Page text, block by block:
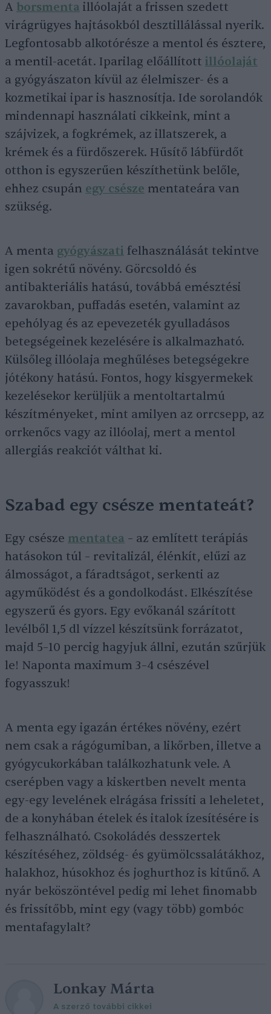
A borsmenta illóolaját a frissen szedett
virágrügyes hajtásokból desztillálással nyerik.
Legfontosabb alkotórésze a mentol és észtere,
a mentil-acetát. Iparilag előállított illóolaját
a gyógyászaton kívül az élelmiszer- és a
kozmetikai ipar is hasznosítja. Ide sorolandók
mindennapi használati cikkeink, mint a
szájvizek, a fogkrémek, az illatszerek, a
krémek és a fürdőszerek. Hűsítő lábfürdőt
otthon is egyszerűen készíthetünk belőle,
ehhez csupán egy csésze mentateára van
szükség.
A menta gyógyászati felhasználását tekintve
igen sokrétű növény. Görcsoldó és
antibakteriális hatású, továbbá emésztési
zavarokban, puffadás esetén, valamint az
epehólyag és az epevezeték gyulladásos
betegségeinek kezelésére is alkalmazható.
Külsőleg illóolaja meghűléses betegségekre
jótékony hatású. Fontos, hogy kisgyermekek
kezelésekor kerüljük a mentoltartalmú
készítményeket, mint amilyen az orrcsepp, az
orrkenőcs vagy az illóolaj, mert a mentol
allergiás reakciót válthat ki.
Szabad egy csésze mentateát?
Egy csésze mentatea – az említett terápiás
hatásokon túl – revitalizál, élénkít, elűzi az
álmosságot, a fáradtságot, serkenti az
agyműködést és a gondolkodást. Elkészítése
egyszerű és gyors. Egy evőkanál szárított
levélből 1,5 dl vízzel készítsünk forrázatot,
majd 5–10 percig hagyjuk állni, ezután szűrjük
le! Naponta maximum 3–4 csészével
fogyasszuk!
A menta egy igazán értékes növény, ezért
nem csak a rágógumiban, a likőrben, illetve a
gyógycukorkában találkozhatunk vele. A
cserépben vagy a kiskertben nevelt menta
egy-egy levelének elrágása frissíti a leheletet,
de a konyhában ételek és italok ízesítésére is
felhasználható. Csokoládés desszertek
készítéséhez, zöldség- és gyümölcssalátákhoz,
halakhoz, húsokhoz és joghurthoz is kitűnő. A
nyár beköszöntével pedig mi lehet finomabb
és frissítőbb, mint egy (vagy több) gombóc
mentafagylalt?
Lonkay Márta
A szerző további cikkei